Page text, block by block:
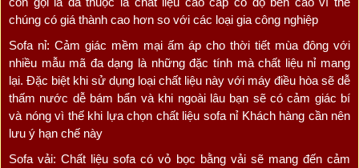
chúng có giá thành cao hơn so với các loại gia công nghiệp
Sofa nỉ: Cảm giác mềm mại ấm áp cho thời tiết mùa đông với
nhiều mẫu mã đa dạng là những đặc tính mà chất liệu nỉ mang
lại. Đặc biệt khi sử dụng loại chất liệu này với máy điều hòa sẽ dễ
thấm nước dễ bám bẩn và khi ngoài lâu bạn sẽ có cảm giác bí
và nóng vì thế khi lựa chọn chất liệu sofa nỉ Khách hàng cần nên
lưu ý hạn chế này
Sofa vải: Chất liệu sofa có vỏ bọc bằng vải sẽ mang đến cảm